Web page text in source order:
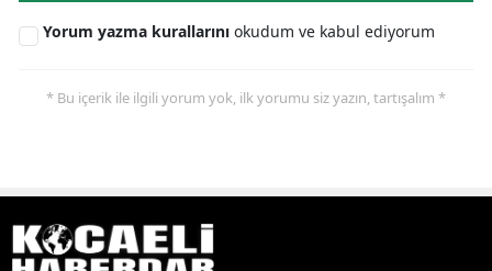
Yorum yazma kurallarını okudum ve kabul ediyorum
* Bu içerik ile ilgili yorum yok, ilk yorumu siz yazın, tartışalım *